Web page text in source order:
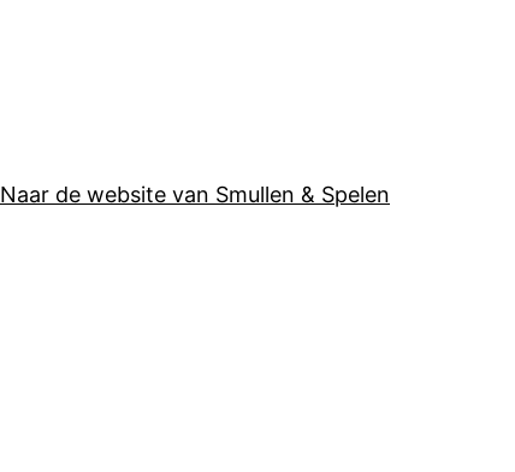
Naar de website van Smullen & Spelen